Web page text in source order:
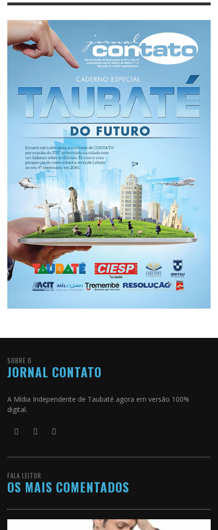
SOBRE O
JORNAL CONTATO
A Mídia Independente de Taubaté agora em versão 100%
digital.
FALA LEITOR
OS MAIS COMENTADOS